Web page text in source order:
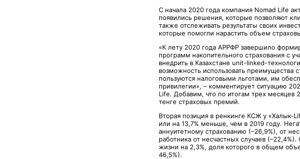
С начала 2020 года компания Nomad Life
появились решения, которые позволяют
также отслеживать результаты своих
которые помогли нарастить объем
«К лету 2020 года АРРФР завершило
программ накопительного страхования с
внедрить в Казахстане unit-linked-
возможность использовать преимущества
пользуются налоговыми льготами, им
привилегии», – комментирует ситуацию
Life. Добавим, что по итогам трех
тенге страховых премий.
Вторая позиция в ренкинге КСЖ у «Халык-
или на 13,7% меньше, чем в 2019 году.
аннуитетному страхованию (–26,9%), от
работника от несчастных случаев
жизни на 2,3%, доля которого в общем
46,5%).